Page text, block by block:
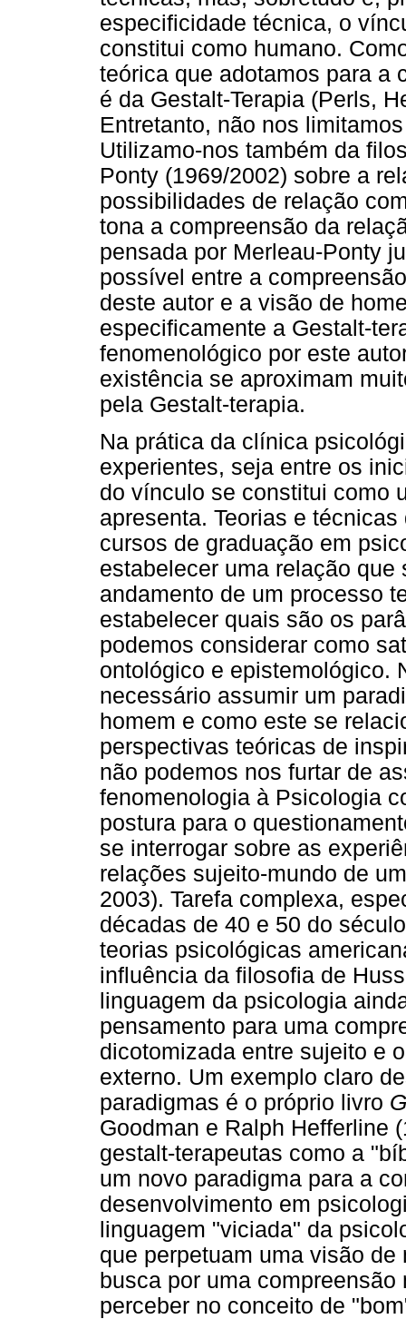
especificidade técnica, o
constitui como humano.
teórica que adotamos para a
é da Gestalt-Terapia (Perls,
Entretanto, não nos
Utilizamo-nos também da
Ponty (1969/2002) sobre a
possibilidades de relação
tona a compreensão da
pensada por Merleau-Ponty
possível entre a
deste autor e a visão de
especificamente a Gestalt-
fenomenológico por este
existência se aproximam
pela Gestalt-terapia.
Na prática da clínica
experientes, seja entre os
do vínculo se constitui como
apresenta. Teorias e
cursos de graduação em
estabelecer uma relação
andamento de um processo
estabelecer quais são os
podemos considerar como
ontológico e epistemológico.
necessário assumir um
homem e como este se
perspectivas teóricas de
não podemos nos furtar de
fenomenologia à Psicologia
postura para o
se interrogar sobre as
relações sujeito-mundo de
2003). Tarefa complexa,
décadas de 40 e 50 do
teorias psicológicas
influência da filosofia de
linguagem da psicologia
pensamento para uma
dicotomizada entre sujeito e
externo. Um exemplo claro
paradigmas é o próprio livro
Goodman e Ralph Hefferline
gestalt-terapeutas como a
um novo paradigma para a
desenvolvimento em
linguagem "viciada" da
que perpetuam uma visão
busca por uma
perceber no conceito de